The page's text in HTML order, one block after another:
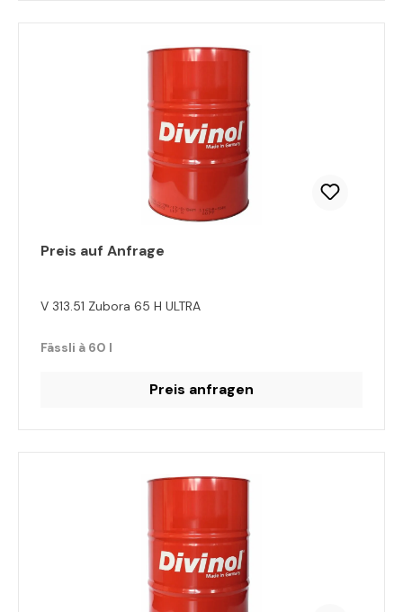
Preis auf Anfrage
V 313.51 Zubora 65 H ULTRA
Fässli à 60 l
Preis anfragen